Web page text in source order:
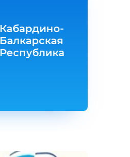
Кабардино-
Балкарская
Республика